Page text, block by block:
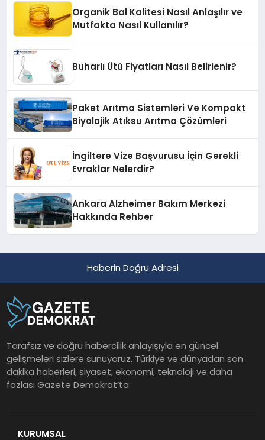
Organik Bal Kalitesi Nasıl Anlaşılır ve
Mutfakta Nasıl Kullanılır?
Buharlı Ütü Fiyatları Nasıl Belirlenir?
Paket Arıtma Sistemleri Ve Kompakt
Biyolojik Atıksu Arıtma Çözümleri
İngiltere Vize Başvurusu İçin Gerekli
Evraklar Nelerdir?
Ankara Alzheimer Bakım Merkezi
Hakkında Rehber
Haberin Doğru Adresi
Tarafsız ve doğru habercilik anlayışıyla en güncel
gelişmeleri sizlere sunuyoruz. Türkiye ve dünyadan son
dakika haberleri, siyaset, ekonomi, teknoloji ve daha
fazlası Gazete Demokrat’ta.
KURUMSAL